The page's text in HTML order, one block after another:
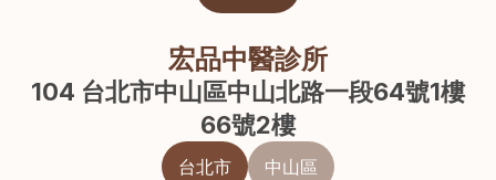
宏品中醫診所
104 台北市中山區中山北路一段64號1樓
66號2樓
台北市 中山區